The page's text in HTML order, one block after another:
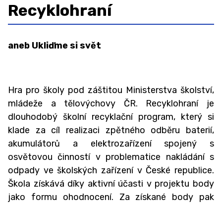
Organizace školního roku
Sběr papíru 2025/2026
GDPR
Povinně zveřejňované informace
Ochrana oznamovatelů (whistleblowing)
Charakteristika školy
Testování ECDL
ZAMĚSTNANCI
Recyklohraní
aneb Ukliďme si svět
Hra pro školy pod záštitou Ministerstva školství,
mládeže a tělovýchovy ČR. Recyklohraní je
dlouhodobý školní recyklační program, který si
klade za cíl realizaci zpětného odběru baterií,
akumulátorů a elektrozařízení spojený s
osvětovou činností v problematice nakládání s
odpady ve školských zařízení v České republice.
Škola získává díky aktivní účasti v projektu body
jako formu ohodnocení. Za získané body pak